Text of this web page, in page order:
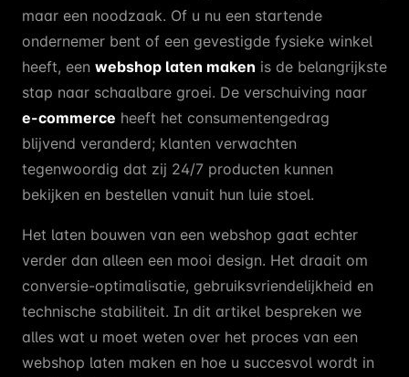
maar een noodzaak. Of u nu een startende
ondernemer bent of een gevestigde fysieke winkel
heeft, een webshop laten maken is de belangrijkste
stap naar schaalbare groei. De verschuiving naar
e-commerce heeft het consumentengedrag
blijvend veranderd; klanten verwachten
tegenwoordig dat zij 24/7 producten kunnen
bekijken en bestellen vanuit hun luie stoel.
Het laten bouwen van een webshop gaat echter
verder dan alleen een mooi design. Het draait om
conversie-optimalisatie, gebruiksvriendelijkheid en
technische stabiliteit. In dit artikel bespreken we
alles wat u moet weten over het proces van een
webshop laten maken en hoe u succesvol wordt in